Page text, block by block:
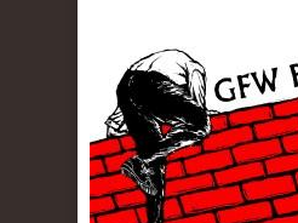
gfw_blog_small.jpg